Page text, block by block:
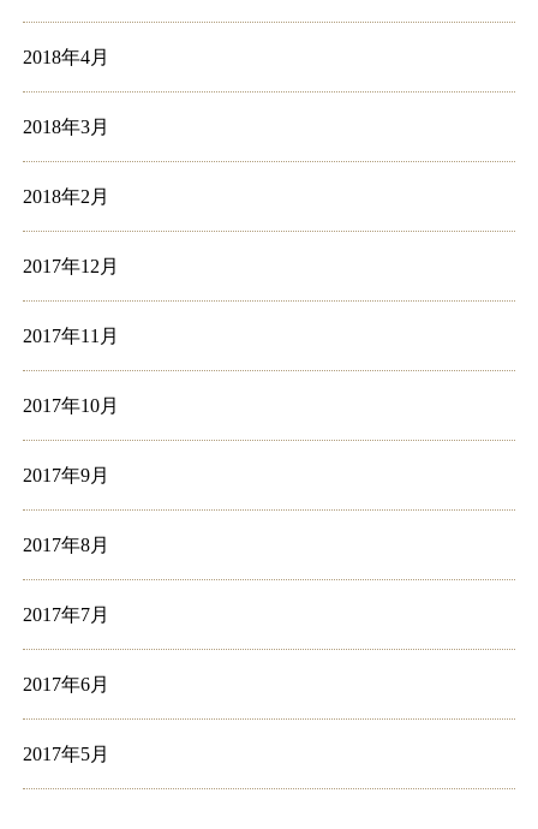
2018年4月
2018年3月
2018年2月
2017年12月
2017年11月
2017年10月
2017年9月
2017年8月
2017年7月
2017年6月
2017年5月